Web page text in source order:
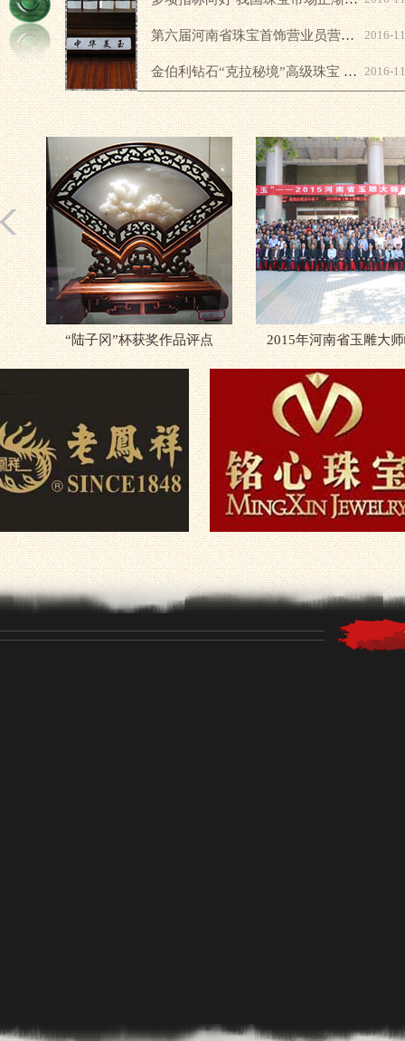
2016-
第六届河南省珠宝首饰营业员营销技能大赛
2016-
金伯利钻石“克拉秘境”高级珠宝 闪耀商都
“陆子冈”杯获奖作品评点 2015年河南省玉雕大